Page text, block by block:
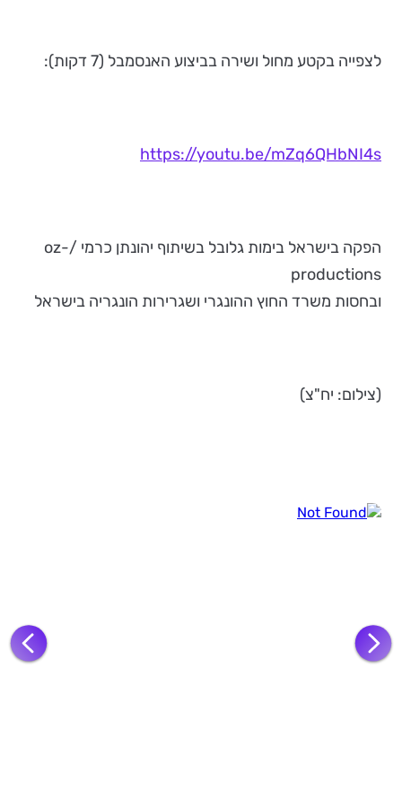
לצפייה בקטע מחול ושירה בביצוע האנסמבל (7 דקות):
https://youtu.be/mZq6QHbNI4s
הפקה בישראל בימות גלובל בשיתוף יהונתן כרמי /oz-
productions
ובחסות משרד החוץ ההונגרי ושגרירות הונגריה בישראל
(צילום: יח"צ)